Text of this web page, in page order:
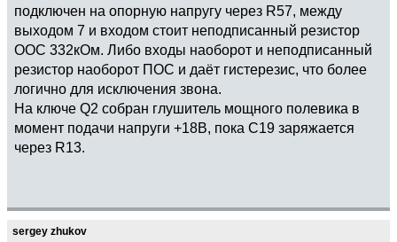
подключен на опорную напругу через R57, между
выходом 7 и входом стоит неподписанный резистор
ООС 332кОм. Либо входы наоборот и неподписанный
резистор наоборот ПОС и даёт гистерезис, что более
логично для исключения звона.
На ключе Q2 собран глушитель мощного полевика в
момент подачи напруги +18В, пока C19 заряжается
через R13.
sergey zhukov